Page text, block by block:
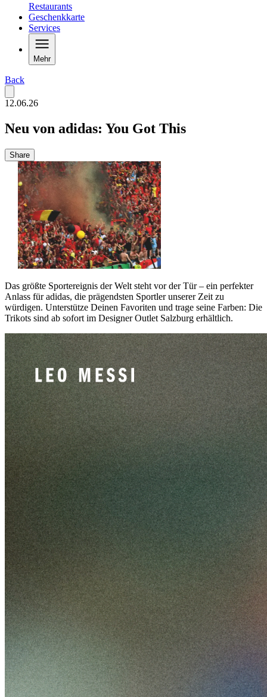
Restaurants
Geschenkkarte
Services
Mehr
Back
12.06.26
Neu von adidas: You Got This
Share
Das größte Sportereignis der Welt steht vor der Tür – ein perfekter
Anlass für adidas, die prägendsten Sportler unserer Zeit zu
würdigen. Unterstütze Deinen Favoriten und trage seine Farben: Die
Trikots sind ab sofort im Designer Outlet Salzburg erhältlich.